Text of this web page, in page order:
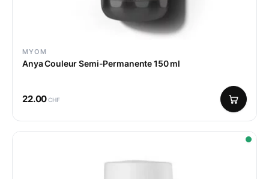
MYOM
Anya Couleur Semi-Permanente 150 ml
22.00CHF